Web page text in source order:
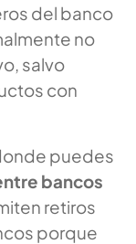
del banco
no
salvo
con
puedes
bancos
retiros
porque